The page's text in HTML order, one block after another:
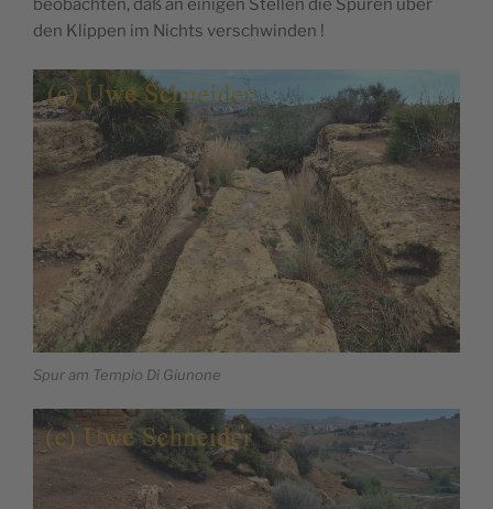
beobachten, daß an einigen Stellen die Spuren über
den Klippen im Nichts verschwinden !
Spur am Tempio Di Giunone